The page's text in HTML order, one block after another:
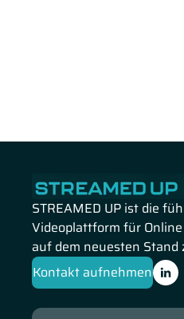
STREAMED UP ist die
Videoplattform für
auf dem neuesten Stand
Kontakt aufnehmen